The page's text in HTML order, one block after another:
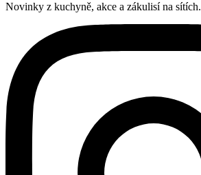
Novinky z kuchyně, akce a zákulisí na sítích.